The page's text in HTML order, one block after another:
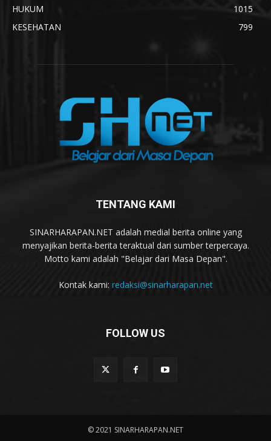
HUKUM
1015
KESEHATAN
799
TENTANG KAMI
SINARHARAPAN.NET adalah medial berita online yang
menyajikan berita-berita teraktual dari sumber terpercaya.
Motto kami adalah "Belajar dari Masa Depan".
Kontak kami: redaksi@sinarharapan.net
FOLLOW US
© 2021 SINARHARAPAN.NET